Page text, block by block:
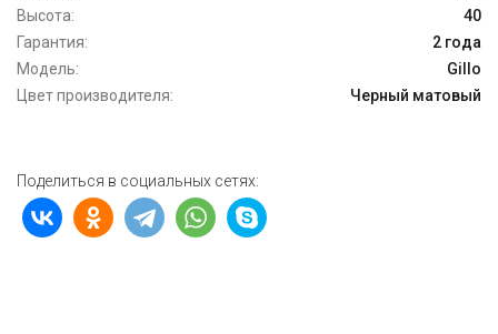
Высота:
40
Гарантия:
2 года
Модель:
Gillo
Цвет производителя:
Черный матовый
Поделиться в социальных сетях: